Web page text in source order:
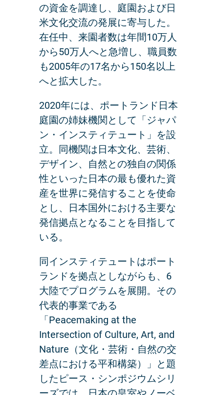
の資金を調達し、庭園および日
米文化交流の発展に寄与した。
在任中、来園者数は年間10万人
から50万人へと急増し、職員数
も2005年の17名から150名以上
へと拡大した。
2020年には、ポートランド日本
庭園の姉妹機関として「ジャパ
ン・インスティテュート」を設
立。同機関は日本文化、芸術、
デザイン、自然との独自の関係
性といった日本の最も優れた資
産を世界に発信することを使命
とし、日本国外における主要な
発信拠点となることを目指して
いる。
同インスティテュートはポート
ランドを拠点としながらも、6
大陸でプログラムを展開。その
代表的事業である
「Peacemaking at the
Intersection of Culture, Art, and
Nature（文化・芸術・自然の交
差点における平和構築）」と題
したピース・シンポジウムシリ